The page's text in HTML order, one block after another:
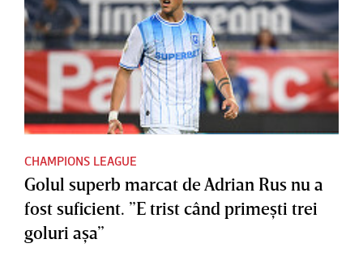
CHAMPIONS LEAGUE
Golul superb marcat de Adrian Rus nu a
fost suficient. ”E trist când primeşti trei
goluri aşa”